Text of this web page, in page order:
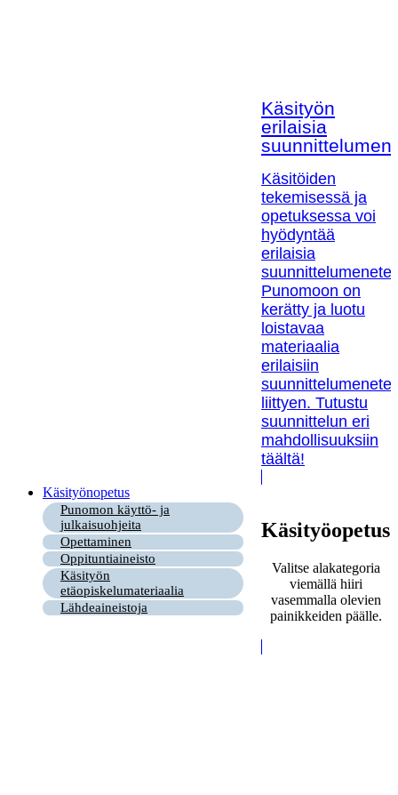
Käsityön
erilaisia
Käsitöiden
tekemisessä ja
opetuksessa voi
hyödyntää
erilaisia
Punomoon on
kerätty ja luotu
loistavaa
materiaalia
erilaisiin
liittyen. Tutustu
suunnittelun eri
mahdollisuuksiin
täältä!
Käsityönopetus
Punomon käyttö- ja
julkaisuohjeita
Opettaminen
Oppituntiaineisto
Käsityön
etäopiskelumateriaalia
Lähdeaineistoja
Käsityöopetus
Valitse alakategoria
viemällä hiiri
vasemmalla olevien
painikkeiden päälle.